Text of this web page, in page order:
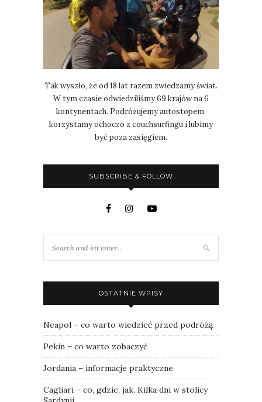
Tak wyszło, że od 18 lat razem zwiedzamy świat.
W tym czasie odwiedziliśmy 69 krajów na 6
kontynentach. Podróżujemy autostopem,
korzystamy ochoczo z couchsurfingu i lubimy
być poza zasięgiem.
SUBSCRIBE & FOLLOW
OSTATNIE WPISY
Neapol – co warto wiedzieć przed podróżą
Pekin – co warto zobaczyć
Jordania – informacje praktyczne
Cagliari – co, gdzie, jak. Kilka dni w stolicy